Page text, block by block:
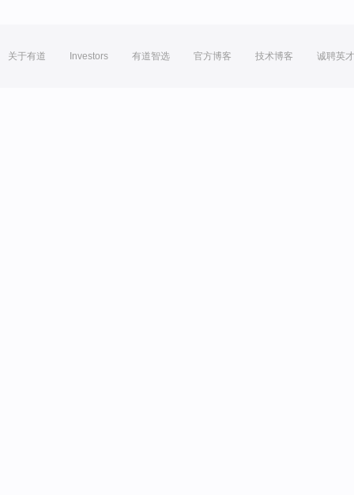
关于有道 Investors 有道智选 官方博客 技术博客 诚聘英才